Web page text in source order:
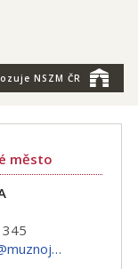
NSZM ČR
Pokro
město
jakub.malacka@muznojmo.cz